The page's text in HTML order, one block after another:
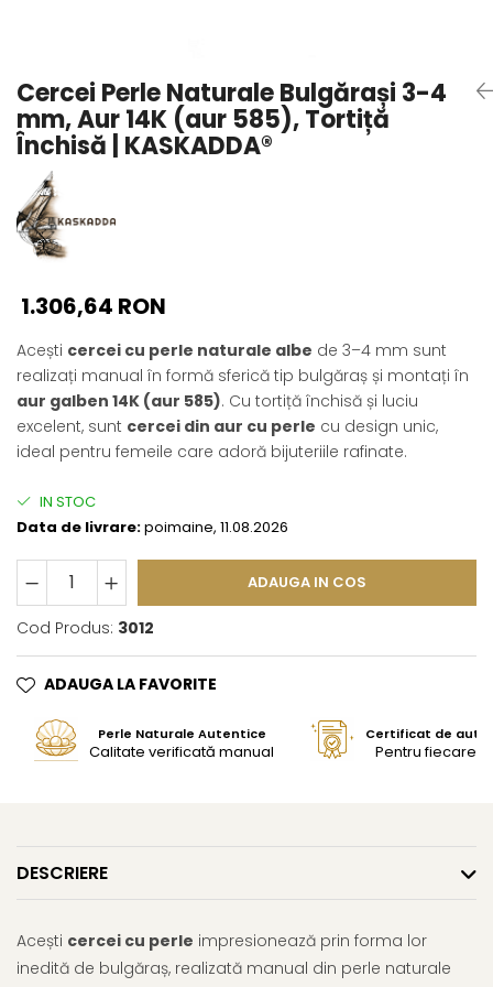
Pandantive cu Perle
Brose cu Perle
Cercei Perle Naturale Bulgărași 3-4
mm, Aur 14K (aur 585), Tortiță
Închisă | KASKADDA®
1.306,64 RON
Acești cercei cu perle naturale albe de 3–4 mm sunt
realizați manual în formă sferică tip bulgăraș și montați în
aur galben 14K (aur 585). Cu tortiță închisă și luciu
excelent, sunt cercei din aur cu perle cu design unic,
ideal pentru femeile care adoră bijuteriile rafinate.
IN STOC
Data de livrare:poimaine, 11.08.2026
ADAUGA IN COS
Cod Produs: 3012
ADAUGA LA FAVORITE
Perle Naturale Autentice
Calitate verificată manual
Certificat de
Pentru fiecare
DESCRIERE
Acești cercei cu perle impresionează prin forma lor
inedită de bulgăraș, realizată manual din perle naturale